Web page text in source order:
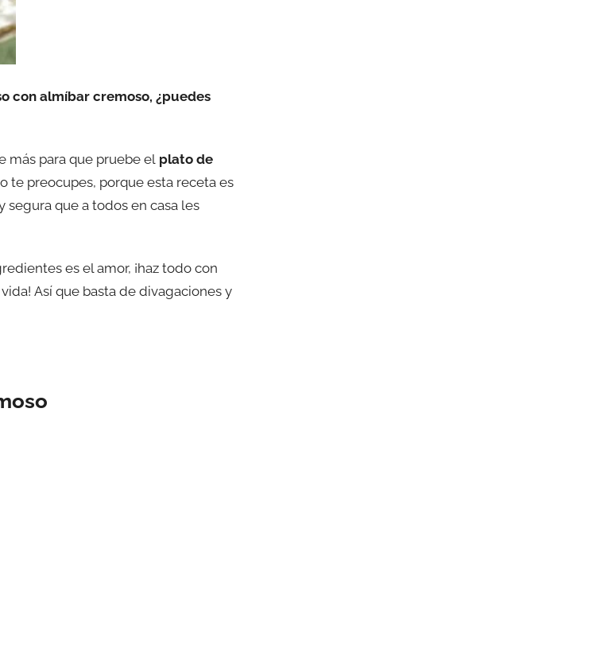
con almíbar cremoso, ¿puedes
más para que pruebe el plato de
te preocupes, porque esta receta es
segura que a todos en casa les
es el amor, ¡haz todo con
Así que basta de divagaciones y